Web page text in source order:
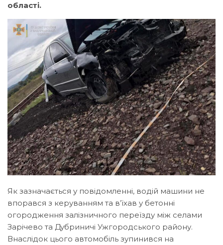
області.
Як зазначається у повідомленні, водій машини не
впорався з керуванням та в’їхав у бетонні
огородження залізничного переїзду між селами
Зарічево та Дубриничі Ужгородського району.
Внаслідок цього автомобіль зупинився на